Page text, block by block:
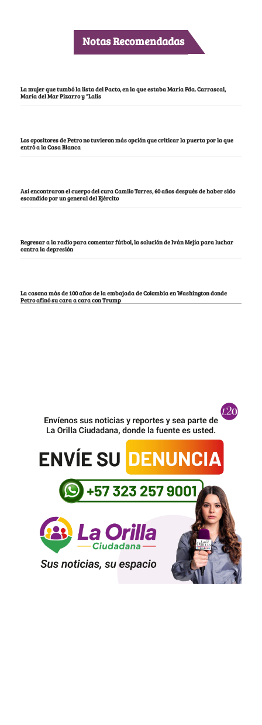
Notas Recomendadas
La mujer que tumbó la lista del Pacto, en la que estaba María Fda. Carrascal,
María del Mar Pizarro y “Lalis
Los opositores de Petro no tuvieron más opción que criticar la puerta por la que
entró a la Casa Blanca
Así encontraron el cuerpo del cura Camilo Torres, 60 años después de haber sido
escondido por un general del Ejército
Regresar a la radio para comentar fútbol, la solución de Iván Mejía para luchar
contra la depresión
La casona más de 100 años de la embajada de Colombia en Washington donde
Petro afinó su cara a cara con Trump